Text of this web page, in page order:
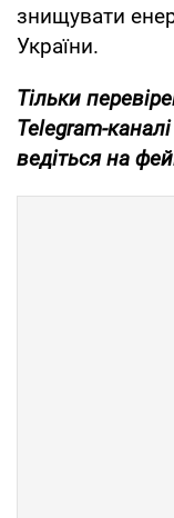
знищувати
України.
Тільки
Telegram-каналі
ведіться на